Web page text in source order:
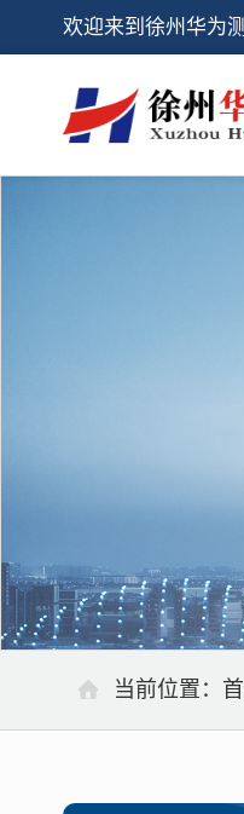
欢迎来到徐州华为
当前位置：